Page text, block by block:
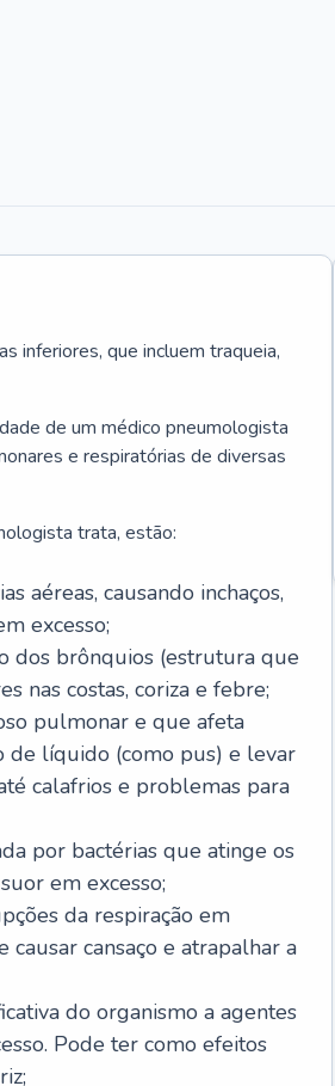
inferiores, que incluem traqueia,
de um médico pneumologista
e respiratórias de diversas
trata, estão:
aéreas, causando inchaços,
excesso;
dos brônquios (estrutura que
nas costas, coriza e febre;
pulmonar e que afeta
de líquido (como pus) e levar
calafrios e problemas para
por bactérias que atinge os
em excesso;
da respiração em
cansaço e atrapalhar a
do organismo a agentes
Pode ter como efeitos